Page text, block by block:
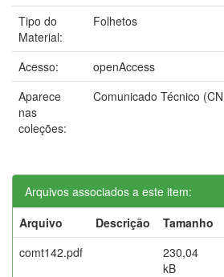
Tipo do
Material:
Folhetos
Acesso:
openAccess
Aparece
nas
coleções:
Comunicado Técnico
Arquivos associados a este item:
Arquivo
Descrição Tamanho
comt142.pdf
230,04
kB